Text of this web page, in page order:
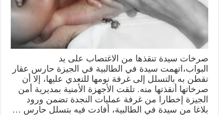
صرخات سيدة تنقذها من الاغتصاب على يد
البواب،اتهمت سيدة في الطالبية في الجيزة حارس عقار
تقطن به بالتسلل إلى غرفة نومها للتعدي عليها، إلا أن
صرخاتها أنقذتها منه. تلقت الأجهزة الأمنية بمديرية أمن
الجيزة إخطارا من غرفة عمليات النجدة تضمن ورود
بلاغا من سيدة في الطالبية، أفادت فيه بتسلل حارس …